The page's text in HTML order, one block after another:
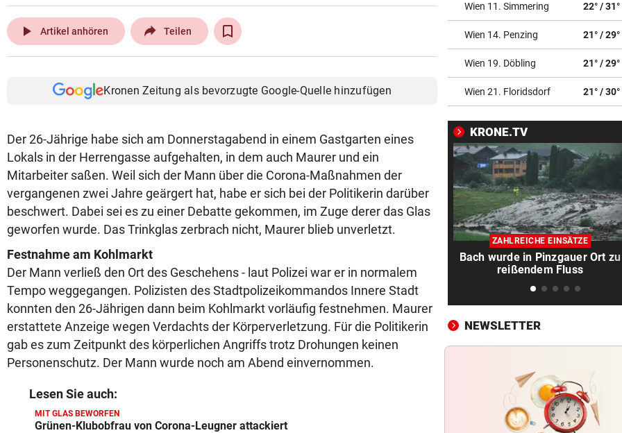
play_arrow Artikel anhören Teilen
Kronen Zeitung als bevorzugte Google-Quelle hinzufügen
Der 26-Jährige habe sich am Donnerstagabend in einem Gastgarten eines
Lokals in der Herrengasse aufgehalten, in dem auch Maurer und ein
Mitarbeiter saßen. Weil sich der Mann über die Corona-Maßnahmen der
vergangenen zwei Jahre geärgert hat, habe er sich bei der Politikerin darüber
beschwert. Dabei sei es zu einer Debatte gekommen, im Zuge derer das Glas
geworfen wurde. Das Trinkglas zerbrach nicht, Maurer blieb unverletzt.
Festnahme am Kohlmarkt
Der Mann verließ den Ort des Geschehens - laut Polizei war er in normalem
Tempo weggegangen. Polizisten des Stadtpolizeikommandos Innere Stadt
konnten den 26-Jährigen dann beim Kohlmarkt vorläufig festnehmen. Maurer
erstattete Anzeige wegen Verdachts der Körperverletzung. Für die Politikerin
gab es zum Zeitpunkt des körperlichen Angriffs trotz Drohungen keinen
Personenschutz. Der Mann wurde noch am Abend einvernommen.
Lesen Sie auch:
MIT GLAS BEWORFEN
Grünen-Klubobfrau von Corona-Leugner attackiert
KUNDENDATEN BETROFFEN vor 5
Cyberangriff auf Wiener
Schmuckhändler Frey Wille
EUROPA-LEAGUE-QUALI vor
Joker Tabakovic führt
Last-Minute-Sieg
PALÄSTINENSER GETÖTET
Erste Anklage gegen Israeli
Gaza-Krieg
STIMMEN ZUM SPIEL vor 6
Sportboss Katzer: „Fahren
superhappy nach Hause“
ORKAN, KEIN STROM & CO vor
WASSERSPRINGEN
Knoll bei EM Achter vom
SCHON NÄCHSTE SAISON
F1-Boss verrät: Es wird mehr
Sprintrennen geben
Wien 11. Simmering 22° / 31°
Wien 14. Penzing 21° / 29°
Wien 19. Döbling 21° / 29°
Wien 21. Floridsdorf 21° / 30°
KRONE.TV
ZAHLREICHE EINSÄTZE
Bach wurde in Pinzgauer Ort zu
reißendem Fluss
NEWSLETTER